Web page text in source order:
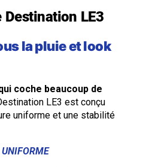
LE3
la pluie et look
coche beaucoup de
LE3 est conçu
uniforme et une stabilité